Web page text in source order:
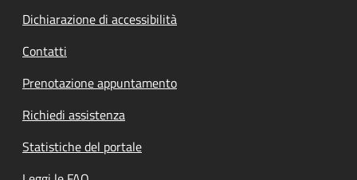
Dichiarazione di accessibilità
Contatti
Prenotazione appuntamento
Richiedi assistenza
Statistiche del portale